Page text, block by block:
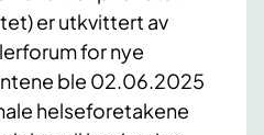
er utkvittert av
for nye
ble 02.06.2025
helseforetakene